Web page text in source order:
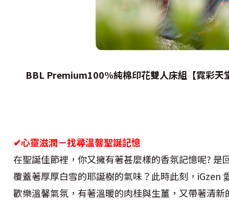
BBL Premium100%純棉印花雙人床組【霓彩天
✔心靈滋潤－找尋溫韾聖誕記憶
在聖誕佳節裡，你又擁有著甚麼樣的香氛記憶呢?
覆蓋著厚厚白雪的耶誕樹的氣味？此時此刻，iGzen
歡樂溫馨氣氛，有著溫暖的肉桂與生薑，又帶著清